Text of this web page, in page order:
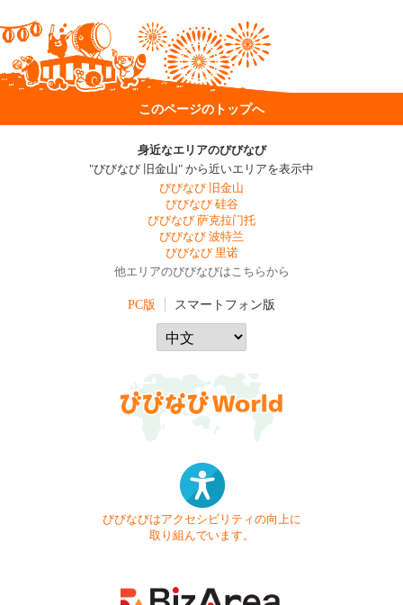
このページのトップへ
身近なエリアのびびなび
"びびなび 旧金山" から近いエリアを表示中
びびなび 旧金山
びびなび 硅谷
びびなび 萨克拉门托
びびなび 波特兰
びびなび 里诺
他エリアのびびなびはこちらから
PC版 スマートフォン版
びびなびはアクセシビリティの向上に
取り組んでいます。